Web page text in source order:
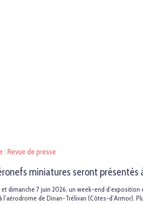
: Revue de presse
miniatures seront présentés
et dimanche 7 juin 2026, un week-end
l’aérodrome de Dinan-Trélivan (Côtes-d’Armor).